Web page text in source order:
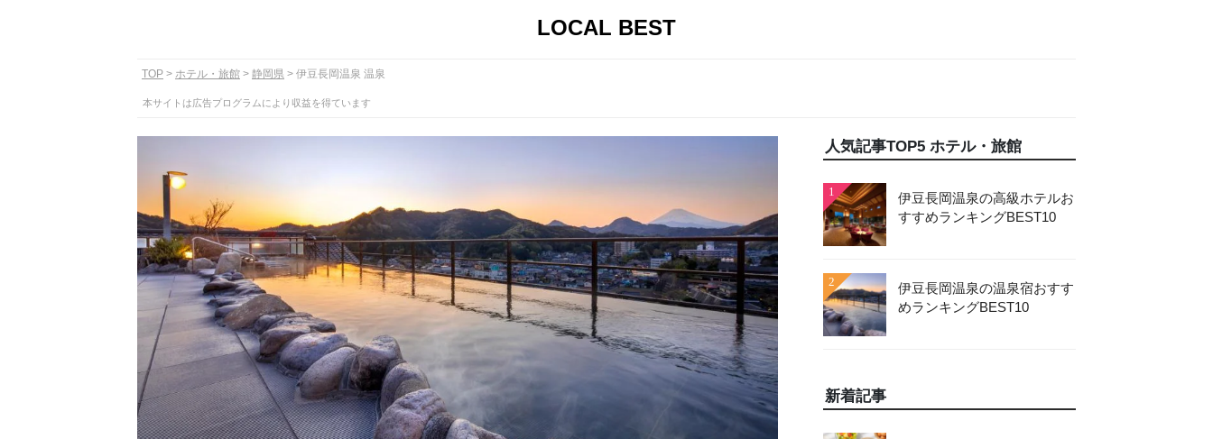
LOCAL BEST
TOP ホテル・旅館 静岡県 伊豆長岡温泉 温泉
本サイトは広告プログラムにより収益を得ています
人気記事TOP5 ホテル・旅館
1
伊豆長岡温泉の高級ホテルお
すすめランキングBEST10
2
伊豆長岡温泉の温泉宿おすす
めランキングBEST10
新着記事